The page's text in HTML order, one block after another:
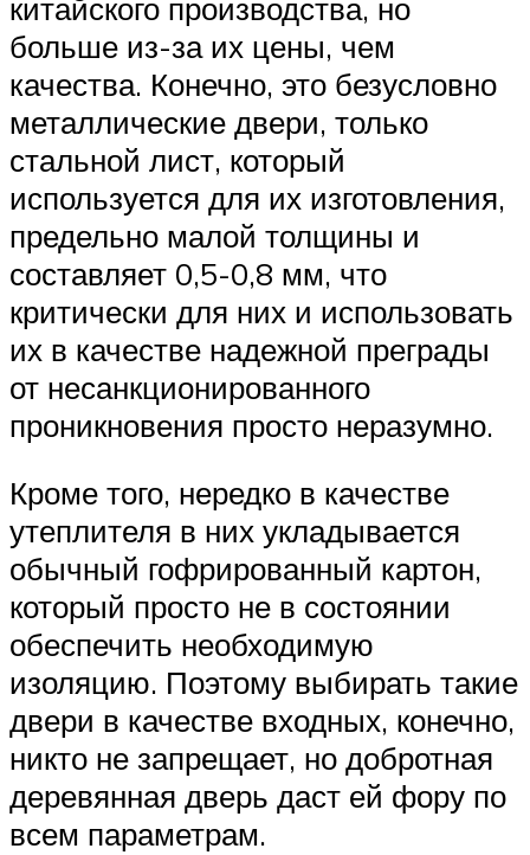
китайского производства, но
больше из-за их цены, чем
качества. Конечно, это безусловно
металлические двери, только
стальной лист, который
используется для их изготовления,
предельно малой толщины и
составляет 0,5-0,8 мм, что
критически для них и использовать
их в качестве надежной преграды
от несанкционированного
проникновения просто неразумно.
Кроме того, нередко в качестве
утеплителя в них укладывается
обычный гофрированный картон,
который просто не в состоянии
обеспечить необходимую
изоляцию. Поэтому выбирать такие
двери в качестве входных, конечно,
никто не запрещает, но добротная
деревянная дверь даст ей фору по
всем параметрам.